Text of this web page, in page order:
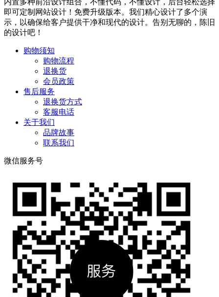
即可定制网站设计！免费升级版本。我们精心设计了多个演
示，以确保给客户提供干净和现代的设计。告别无聊的，陈旧
的设计吧！
购物须知
购物流程
退换货
会员政策
售后服务
退换货方式
客服电话
关于我们
品牌故事
联系我们
微信服务号